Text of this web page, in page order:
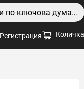
Регистрация Количка